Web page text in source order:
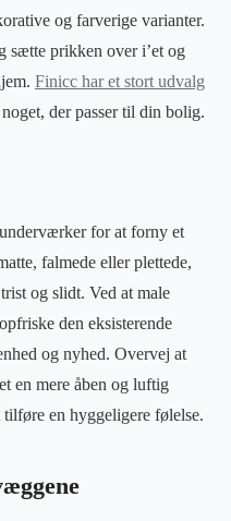
og farverige varianter.
sætte prikken over i’et og
Finicc har et stort udvalg
der passer til din bolig.
for at forny et
falmede eller plettede,
og slidt. Ved at male
den eksisterende
og nyhed. Overvej at
en mere åben og luftig
en hyggeligere følelse.